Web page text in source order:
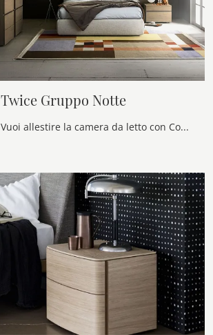
Twice Gruppo Notte
Vuoi allestire la camera da letto con Comodini e mobili con cassetti di Alf Da Frè? Eccoti il modello Twice Gruppo Notte in melaminico per spazi ...